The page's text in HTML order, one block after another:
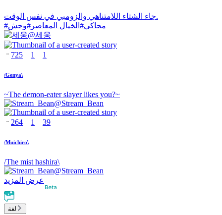
جاء الشتاء اللامتناهي والزومبي في نفس الوقت.
#
محاكي# الخيال المعاصر #وحش
@세웅
725 1 1
/Genya\
~The demon-eater slayer likes you?~
@Stream_Bean
264 1 39
/Muichiro\
/The mist hashira\
@Stream_Bean
عرض المزيد
لغة